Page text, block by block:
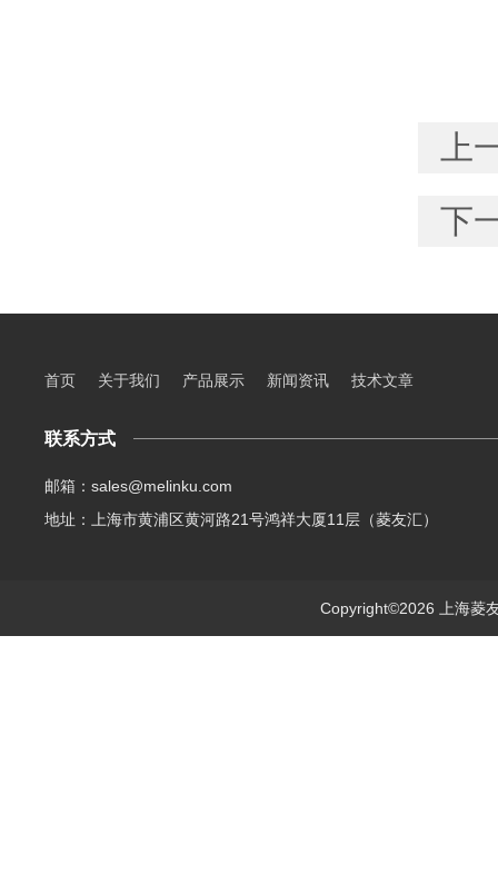
上
下
首页 关于我们 产品展示 新闻资讯 技术文章
联系方式
邮箱：sales@melinku.com
地址：上海市黄浦区黄河路21号鸿祥大厦11层（菱友汇）
Copyright©2026 上海菱